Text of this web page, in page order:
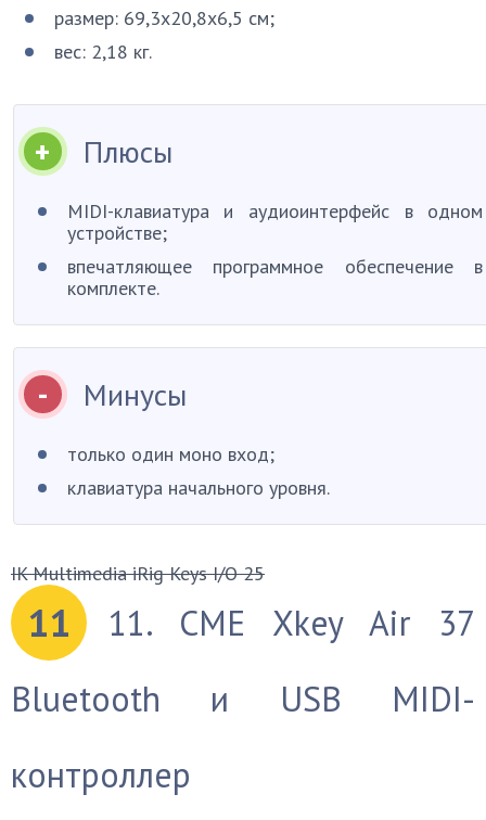
размер: 69,3х20,8х6,5 см;
вес: 2,18 кг.
Плюсы
MIDI-клавиатура и аудиоинтерфейс в одном
устройстве;
впечатляющее программное обеспечение в
комплекте.
Минусы
только один моно вход;
клавиатура начального уровня.
IK Multimedia iRig Keys I/O 25
11
11. CME Xkey Air 37
Bluetooth и USB MIDI-
контроллер